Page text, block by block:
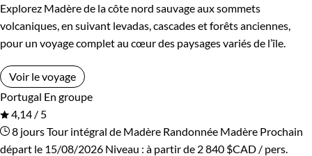
Explorez Madère de la côte nord sauvage aux sommets
volcaniques, en suivant levadas, cascades et forêts anciennes,
pour un voyage complet au cœur des paysages variés de l’île.
Voir le voyage
Portugal En groupe
4,14 / 5
8 joursTour intégral de Madère Randonnée Madère Prochain
départ le 15/08/2026 Niveau : à partir de 2 840 $CAD / pers.